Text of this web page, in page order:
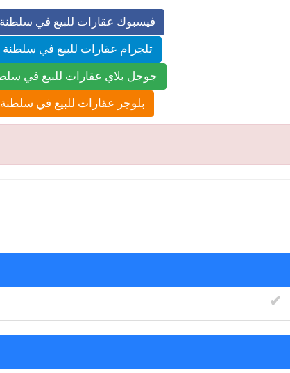
فيسبوك عقارات للبيع في
تلجرام عقارات للبيع في
جوجل بلاي عقارات للبيع في
بلوجر عقارات للبيع في
✔